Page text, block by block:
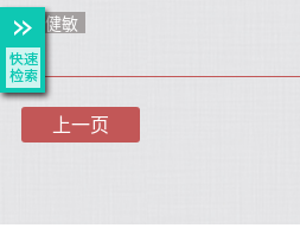
孙健敏
上一页